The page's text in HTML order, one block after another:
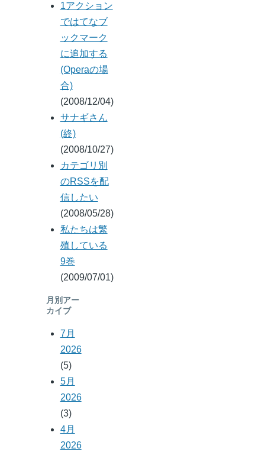
1アクション
ではてなブ
ックマーク
に追加する
(Operaの場
合)
(2008/12/04)
サナギさん
(終)
(2008/10/27)
カテゴリ別
のRSSを配
信したい
(2008/05/28)
私たちは繁
殖している
9巻
(2009/07/01)
月別アー
カイブ
7月
2026
(5)
5月
2026
(3)
4月
2026